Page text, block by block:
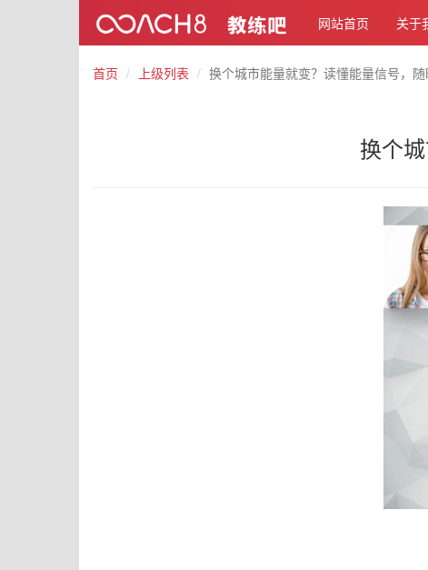
网站首页 关于
首页 上级列表 换个城市能量就变？读懂能量信号，
换个